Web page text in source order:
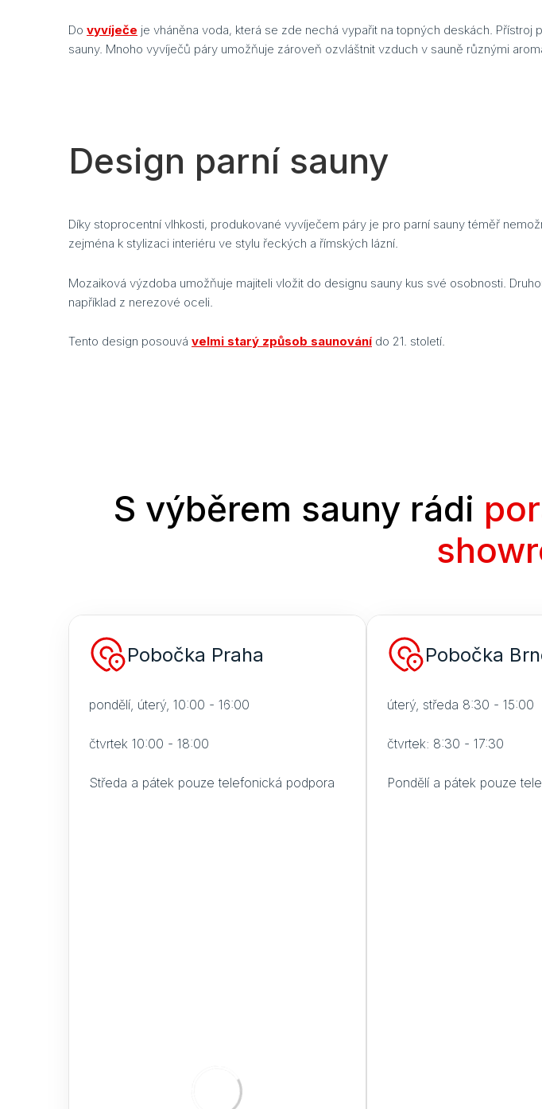
Do vyvíječe je vháněna voda, která se zde nechá vypařit na topných deskách.
sauny. Mnoho vyvíječů páry umožňuje zároveň ozvláštnit vzduch v sauně různými
Design parní sauny
Díky stoprocentní vlhkosti, produkované vyvíječem páry je pro parní sauny téměř
zejména k stylizaci interiéru ve stylu řeckých a římských lázní.
Mozaiková výzdoba umožňuje majiteli vložit do designu sauny kus své osobnosti.
například z nerezové oceli.
Tento design posouvá velmi starý způsob saunování do 21. století.
S výběrem sauny rádi
Pobočka Praha
pondělí, úterý, 10:00 - 16:00
čtvrtek 10:00 - 18:00
Středa a pátek pouze telefonická podpora
Pobočka
úterý, středa 8:30 - 15:00
čtvrtek: 8:30 - 17:30
Pondělí a pátek pouze